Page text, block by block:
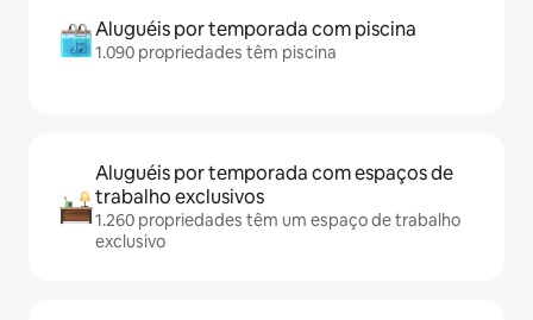
Aluguéis por temporada com piscina
1.090 propriedades têm piscina
Aluguéis por temporada com espaços de
trabalho exclusivos
1.260 propriedades têm um espaço de trabalho
exclusivo